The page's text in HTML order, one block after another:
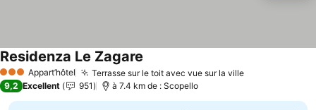
3 ÉtoilesAppart’hôtel Terrasse sur le toit avec vue sur la villeConsulter
Residenza Le Zagare
9,2 Excellent 951 à 7.4 km de : Scopello